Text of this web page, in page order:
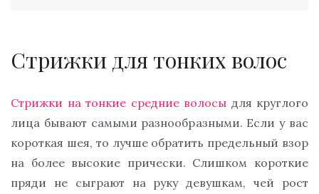
Стрижки для тонких волос
Стрижки на тонкие средние волосы для круглого
лица бывают самыми разнообразными. Если у вас
короткая шея, то лучше обратить предельный взор
на более высокие прически. Слишком короткие
пряди не сыграют на руку девушкам, чей рост